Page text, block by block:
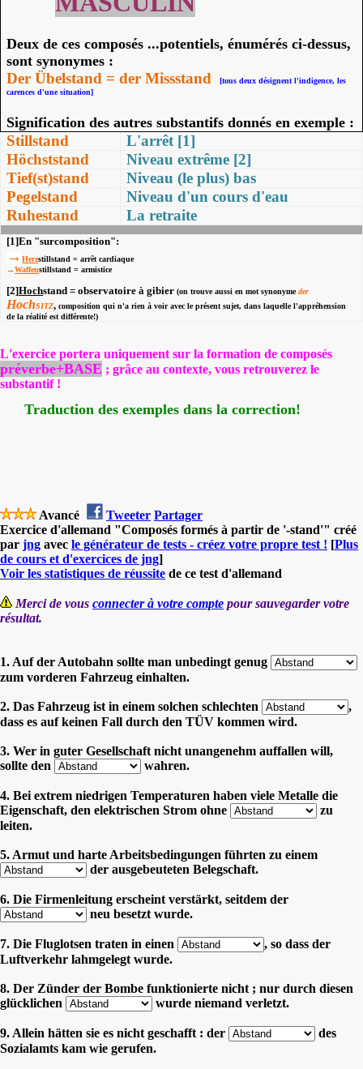
Deux de ces composés ...potentiels, énumérés ci-dessus,
sont synonymes :
Der Übelstand = der Missstand
[tous deux désignent l'indigence, les
carences d'une situation]
Signification des autres substantifs donnés en exemple :
Stillstand
L'arrêt [1]
Höchststand
Niveau extrême [2]
Tief(st)stand
Niveau (le plus) bas
Pegelstand
Niveau d'un cours d'eau
Ruhestand
La retraite
[1]En "surcomposition":
→Herzstillstand = arrêt cardiaque
→Waffenstillstand = armistice
[2]Hochstand = observatoire à gibier(on trouve aussi en mot synonymeder
HochSITZ,composition qui n'a rien à voir avec le présent sujet, dans laquelle l'appréhension
de la réalité est différente!)
L'exercice portera uniquement sur la formation de composés
préverbe+BASE ; grâce au contexte, vous retrouverez le
substantif !
Traduction des exemples dans la correction!
Avancé Tweeter Partager
Exercice d'allemand "Composés formés à partir de '-stand'" créé
par jng avec le générateur de tests - créez votre propre test ! [Plus
de cours et d'exercices de jng]
Voir les statistiques de réussite de ce test d'allemand
Merci de vous connecter à votre compte pour sauvegarder votre
résultat.
1. Auf der Autobahn sollte man unbedingt genug
zum vorderen Fahrzeug einhalten.
2. Das Fahrzeug ist in einem solchen schlechten
,
dass es auf keinen Fall durch den TÜV kommen wird.
3. Wer in guter Gesellschaft nicht unangenehm auffallen will,
sollte den
wahren.
4. Bei extrem niedrigen Temperaturen haben viele Metalle die
Eigenschaft, den elektrischen Strom ohne
zu
leiten.
5. Armut und harte Arbeitsbedingungen führten zu einem
der ausgebeuteten Belegschaft.
6. Die Firmenleitung erscheint verstärkt, seitdem der
neu besetzt wurde.
7. Die Fluglotsen traten in einen
, so dass der
Luftverkehr lahmgelegt wurde.
8. Der Zünder der Bombe funktionierte nicht ; nur durch diesen
glücklichen
wurde niemand verletzt.
9. Allein hätten sie es nicht geschafft : der
des
Sozialamts kam wie gerufen.